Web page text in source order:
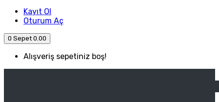
Kayıt Ol
Oturum Aç
0 Sepet 0.00
Alışveriş sepetiniz boş!